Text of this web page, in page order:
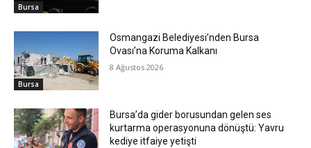
Bursa
Bursa
Osmangazi Belediyesi’nden Bursa
Ovası’na Koruma Kalkanı
8 Ağustos 2026
Bursa’da gider borusundan gelen ses
kurtarma operasyonuna dönüştü: Yavru
kediye itfaiye yetişti